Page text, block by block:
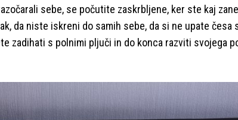
sebe, se počutite zaskrbljene, ker ste kaj
da niste iskreni do samih sebe, da si ne upate česa
zadihati s polnimi pljuči in do konca razviti svojega